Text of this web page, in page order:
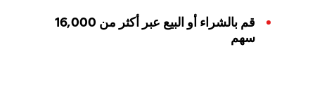
قم بالشراء أو البيع عبر أكثر من 16,000
سهم